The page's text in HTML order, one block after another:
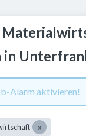
in
Alarm aktivieren!